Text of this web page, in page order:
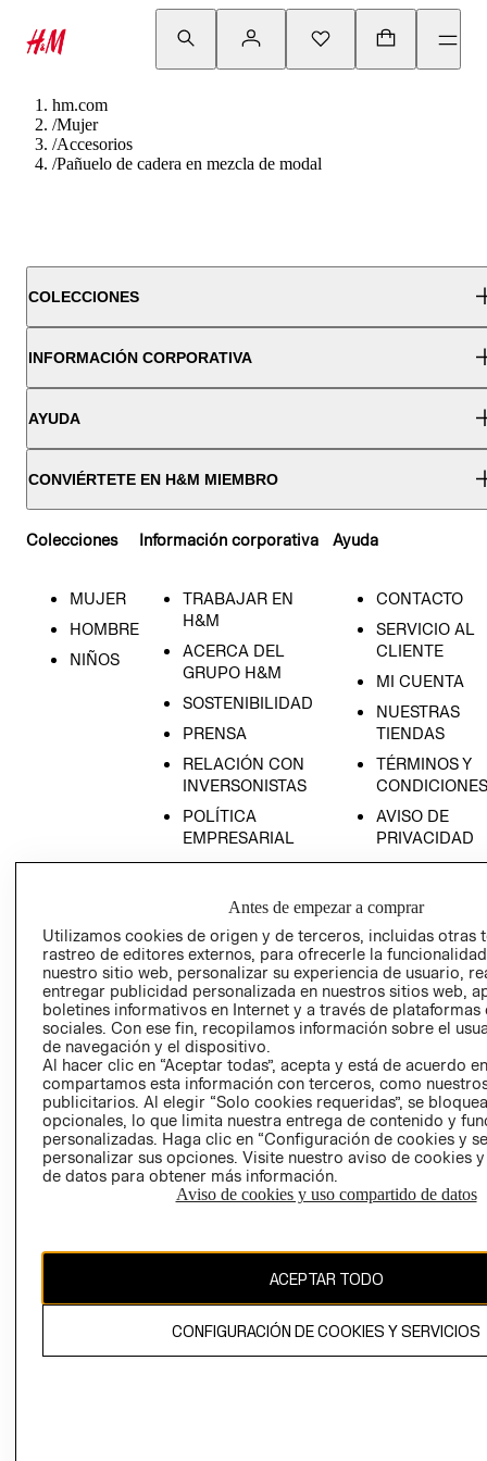
hm.com
/Mujer
/Accesorios
/Pañuelo de cadera en mezcla de modal
COLECCIONES
INFORMACIÓN CORPORATIVA
AYUDA
CONVIÉRTETE EN H&M MIEMBRO
Colecciones
MUJER
HOMBRE
NIÑOS
Información corporativa
TRABAJAR EN
H&M
ACERCA DEL
GRUPO H&M
SOSTENIBILIDAD
PRENSA
RELACIÓN CON
INVERSONISTAS
POLÍTICA
EMPRESARIAL
Ayuda
CONTACTO
SERVICIO AL
CLIENTE
MI CUENTA
NUESTRAS
TIENDAS
TÉRMINOS Y
CONDICIONES
AVISO DE
PRIVACIDAD
GIFT CARD
COOKIES
LIBRO DE
Ecuador ($)
CAMBIAR REGIÓN
El contenido de esta página web está protegido por copyright y es
propiedad de H&M Hennes & Mauritz AB.
Antes de empezar a comprar
Utilizamos cookies de origen y de terceros, incluidas otras
rastreo de editores externos, para ofrecerle la
nuestro sitio web, personalizar su experiencia de usuario,
entregar publicidad personalizada en nuestros sitios web,
boletines informativos en Internet y a través de plataformas
sociales. Con ese fin, recopilamos información sobre el
de navegación y el dispositivo.
Al hacer clic en “Aceptar todas”, acepta y está de acuerdo
compartamos esta información con terceros, como
publicitarios. Al elegir “Solo cookies requeridas”, se
opcionales, lo que limita nuestra entrega de contenido y
personalizadas. Haga clic en “Configuración de cookies y
personalizar sus opciones. Visite nuestro aviso de cookies
de datos para obtener más información.
Aviso de cookies y uso compartido de datos
ACEPTAR TODO
CONFIGURACIÓN DE COOKIES Y SERVICIOS